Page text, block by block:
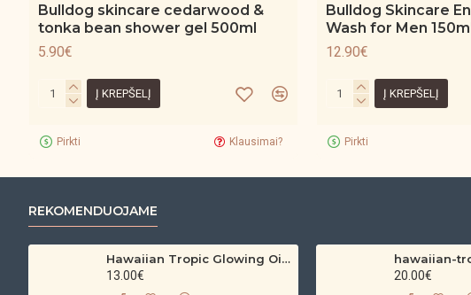
Bulldog skincare cedarwood &
tonka bean shower gel 500ml
5.90€
Į KREPŠELĮ
Pirkti Klausimai?
Bulldog Skincare
Wash for Men
12.90€
Į KREPŠELĮ
Pirkti
REKOMENDUOJAME
Hawaiian Tropic Glowing Oil – bronzinantis kūno aliejus su spindesiu (200 ml)
13.00€
20.00€